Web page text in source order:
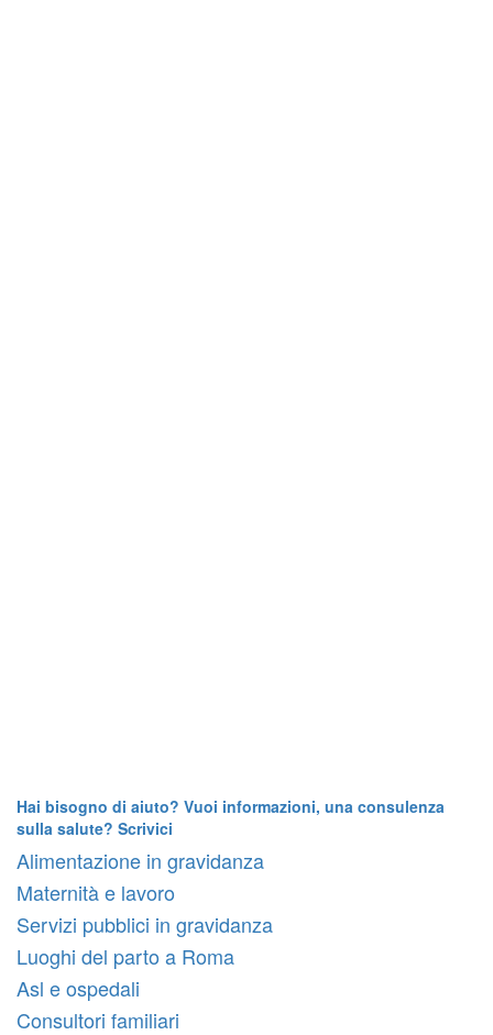
Hai bisogno di aiuto? Vuoi informazioni, una consulenza
sulla salute? Scrivici
Alimentazione in gravidanza
Maternità e lavoro
Servizi pubblici in gravidanza
Luoghi del parto a Roma
Asl e ospedali
Consultori familiari